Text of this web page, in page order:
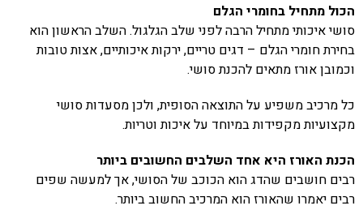
הכול מתחיל בחומרי הגלם
סושי איכותי מתחיל הרבה לפני שלב הגלגול. השלב הראשון הוא
בחירת חומרי הגלם – דגים טריים, ירקות איכותיים, אצות טובות
וכמובן אורז מתאים להכנת סושי.
כל מרכיב משפיע על התוצאה הסופית, ולכן מסעדות סושי
מקצועיות מקפידות במיוחד על איכות וטריות.
הכנת האורז היא אחד השלבים החשובים ביותר
רבים חושבים שהדג הוא הכוכב של הסושי, אך למעשה שפים
רבים יאמרו שהאורז הוא המרכיב החשוב ביותר.